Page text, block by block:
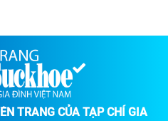
TRANG CỦA TẠP CHÍ GIA